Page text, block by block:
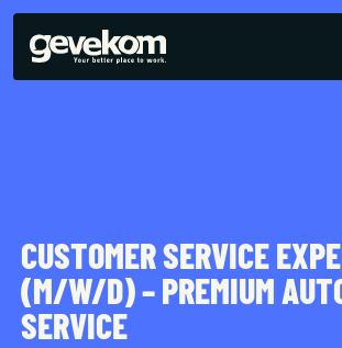
CUSTOMER SERVICE
(M/W/D) – PREMIUM
SERVICE